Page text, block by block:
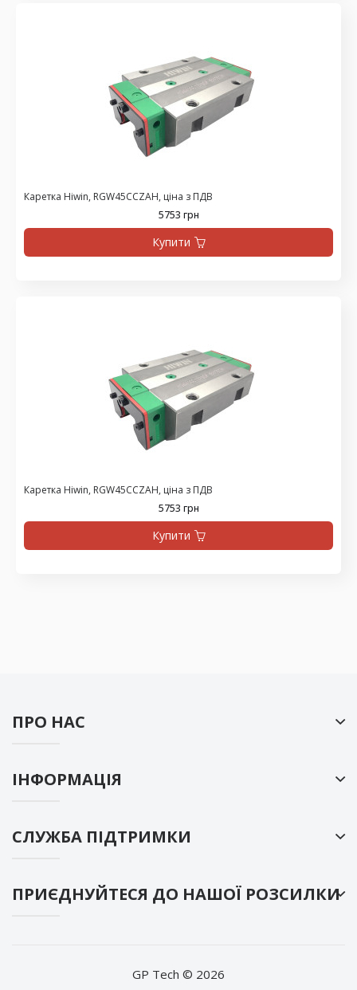
Каретка Hiwin, RGW45CCZAH, ціна з ПДВ
5753 грн
Купити
Каретка Hiwin, RGW45CCZAH, ціна з ПДВ
5753 грн
Купити
ПРО НАС
ІНФОРМАЦІЯ
СЛУЖБА ПІДТРИМКИ
ПРИЄДНУЙТЕСЯ ДО НАШОЇ РОЗСИЛКИ
GP Tech © 2026